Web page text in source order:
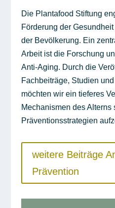
Die Plantafood Stiftung
Förderung der
der Bevölkerung. Ein
Arbeit ist die Forschung
Anti-Aging. Durch die
Fachbeiträge, Studien
möchten wir ein tieferes
Mechanismen des Alterns
Präventionsstrategien
weitere Beiträge
Prävention